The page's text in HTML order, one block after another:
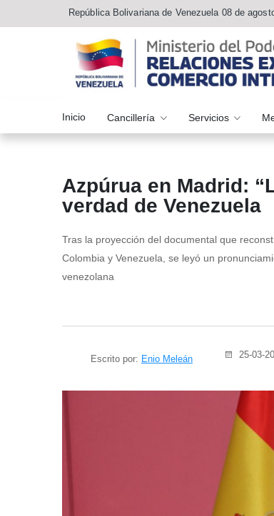
República Bolivariana de Venezuela 08 de
Inicio Cancillería Servicios
Azpúrua en Madrid:
verdad de Venezuela
Tras la proyección del documental que
Colombia y Venezuela, se leyó un
venezolana
Escrito por: Enio Meleán 25-03-